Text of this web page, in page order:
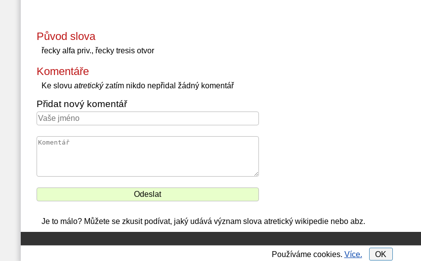
Původ slova
řecky alfa priv., řecky tresis otvor
Komentáře
Ke slovu atretickýzatím nikdo nepřidal žádný komentář
Přidat nový komentář
Je to málo? Můžete se zkusit podívat, jaký udává význam slova atretický wikipedie nebo abz.
Používáme cookies. Více. OK